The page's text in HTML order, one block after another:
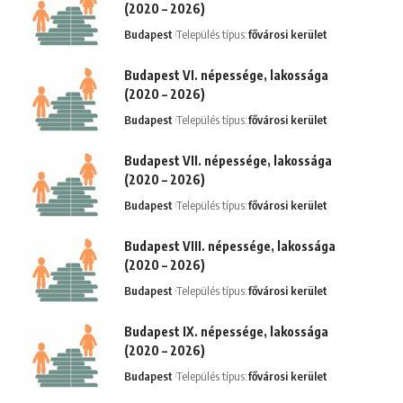
(2020 – 2026)
Budapest Település típus:fővárosi kerület
Budapest VI. népessége, lakossága
(2020 – 2026)
Budapest Település típus:fővárosi kerület
Budapest VII. népessége, lakossága
(2020 – 2026)
Budapest Település típus:fővárosi kerület
Budapest VIII. népessége, lakossága
(2020 – 2026)
Budapest Település típus:fővárosi kerület
Budapest IX. népessége, lakossága
(2020 – 2026)
Budapest Település típus:fővárosi kerület